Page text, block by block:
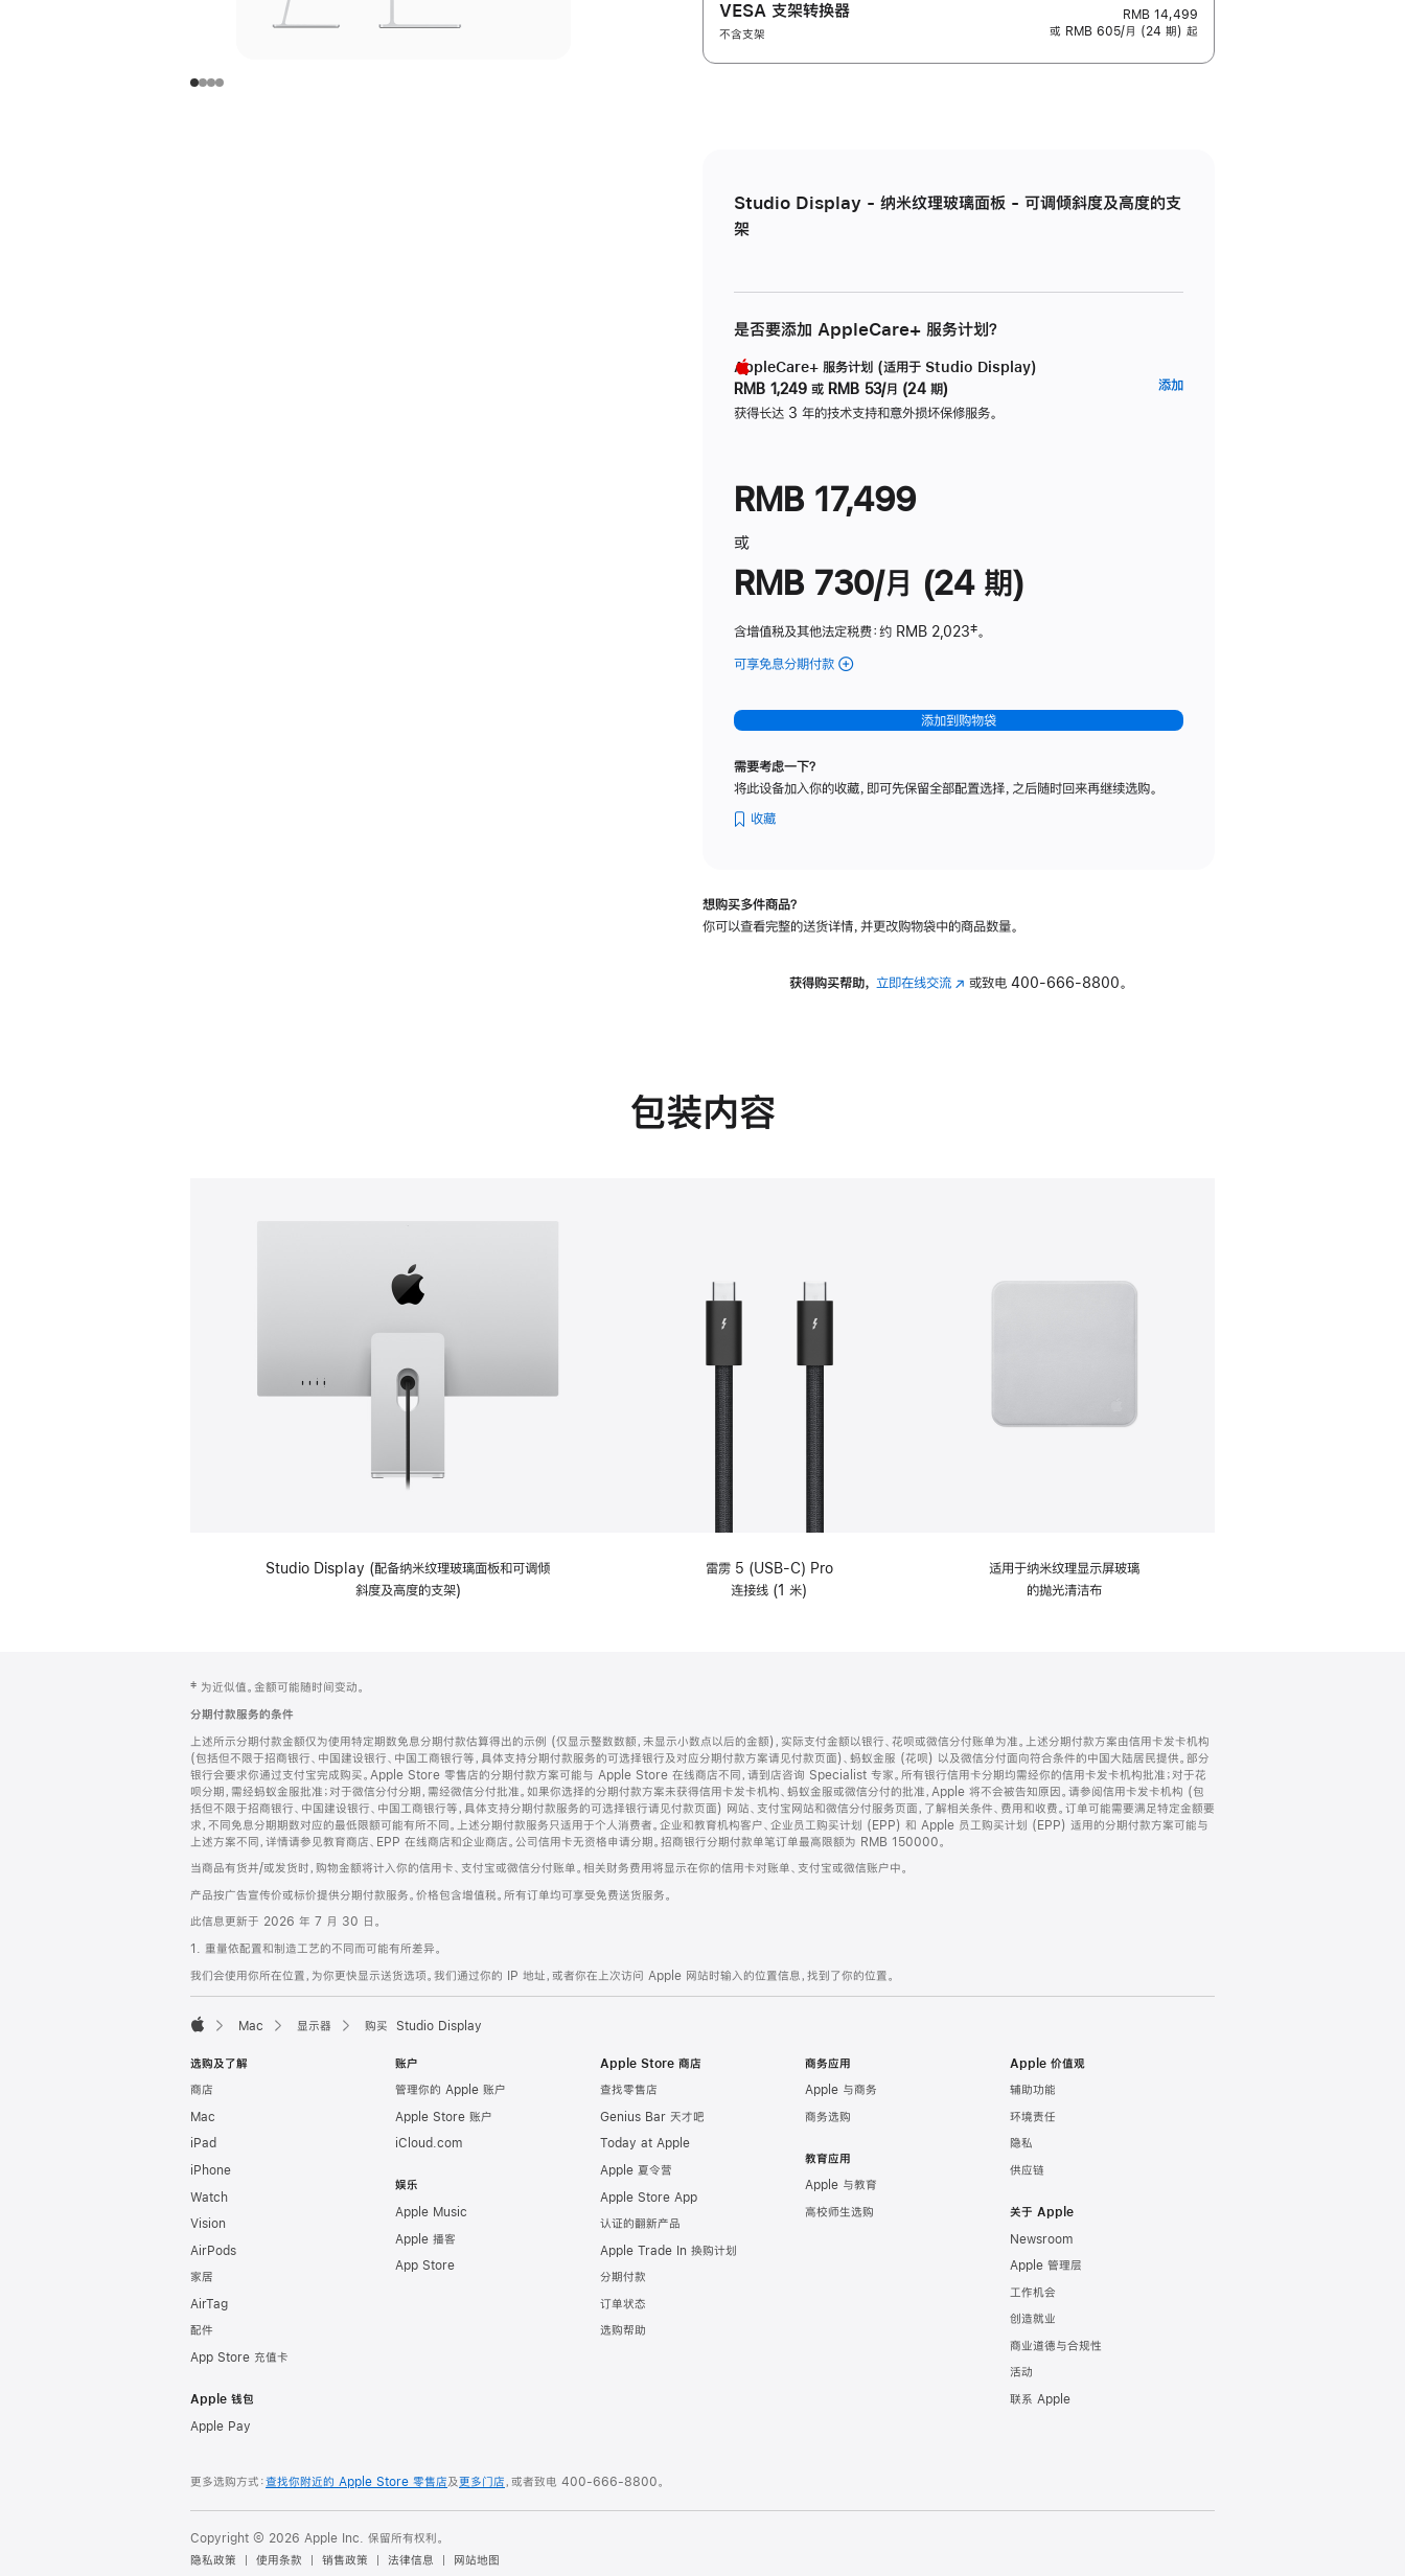
VESA 支架转换器
不含支架
RMB 14,499
或 RMB 605/月 (24 期) 起
Studio Display - 纳米纹理玻璃面板 - 可调倾斜度及高度的支
架
是否要添加 AppleCare+ 服务计划？
AppleCare+ 服务计划 (适用于 Studio Display)
RMB 1,249 或 RMB 53/月 (24 期)
获得长达 3 年的技术支持和意外损坏保修服务。
添加
RMB 17,499
或
RMB 730/月 (24 期)
含增值税及其他法定税费：约 RMB 2,023脚
‡。
可享免息分期付款 (Studio
-
纳
理
可
斜
添加到购物袋
需要考虑一下？
将此设备加入你的收藏，即可先保留全部配置选择，之后随时回来再继续选购。
收藏
想购买多件商品？
你可以查看完整的送货详情，并更改购物袋中的商品数量。
获得购买帮助， 立即在线交流(在 或致电400-666-8800。
包装内容
Studio Display (配备纳米纹理玻璃面板和可调倾
斜度及高度的支架)
雷雳 5 (USB-C) Pro
连接线 (1 米)
适用于纳米纹理显示屏玻璃
的抛光清洁布
页
脚
注
‡ 为近似值。金额可能随时间变动。
分期付款服务的条件
上述所示分期付款金额仅为使用特定期数免息分期付款估算得出的示例 (仅显示整数数额，未显示小数点以后的金额)，实际支付金额以银行、花呗或微信分付账单为准。上述分期付款方案由信用卡发卡机构
(包括但不限于招商银行、中国建设银行、中国工商银行等，具体支持分期付款服务的可选择银行及对应分期付款方案请见付款页面)、蚂蚁金服 (花呗) 以及微信分付面向符合条件的中国大陆居民提供。部分
银行会要求你通过支付宝完成购买。Apple Store 零售店的分期付款方案可能与 Apple Store 在线商店不同，请到店咨询 Specialist 专家。所有银行信用卡分期均需经你的信用卡发卡机构批准；对于花
呗分期，需经蚂蚁金服批准；对于微信分付分期，需经微信分付批准。如果你选择的分期付款方案未获得信用卡发卡机构、蚂蚁金服或微信分付的批准，Apple 将不会被告知原因。请参阅信用卡发卡机构 (包
括但不限于招商银行、中国建设银行、中国工商银行等，具体支持分期付款服务的可选择银行请见付款页面) 网站、支付宝网站和微信分付服务页面，了解相关条件、费用和收费。订单可能需要满足特定金额要
求，不同免息分期期数对应的最低限额可能有所不同。上述分期付款服务只适用于个人消费者。企业和教育机构客户、企业员工购买计划 (EPP) 和 Apple 员工购买计划 (EPP) 适用的分期付款方案可能与
上述方案不同，详情请参见教育商店、EPP 在线商店和企业商店。公司信用卡无资格申请分期。招商银行分期付款单笔订单最高限额为 RMB 150000。
当商品有货并/或发货时，购物金额将计入你的信用卡、支付宝或微信分付账单。相关财务费用将显示在你的信用卡对账单、支付宝或微信账户中。
产品按广告宣传价或标价提供分期付款服务。价格包含增值税。所有订单均可享受免费送货服务。
此信息更新于 2026 年 7 月 30 日。
1. 重量依配置和制造工艺的不同而可能有所差异。
我们会使用你所在位置，为你更快显示送货选项。我们通过你的 IP 地址，或者你在上次访问 Apple 网站时输入的位置信息，找到了你的位置。
Mac 显示器 购买 Studio Display
选购及了解
商店
Mac
iPad
iPhone
Watch
Vision
AirPods
家居
AirTag
配件
App Store 充值卡
Apple 钱包
Apple Pay
账户
管理你的 Apple 账户
Apple Store 账户
iCloud.com
娱乐
Apple Music
Apple 播客
App Store
Apple Store 商店
查找零售店
Genius Bar 天才吧
Today at Apple
Apple 夏令营
Apple Store App
认证的翻新产品
Apple Trade In 换购计划
分期付款
订单状态
选购帮助
商务应用
Apple 与商务
商务选购
教育应用
Apple 与教育
高校师生选购
Apple 价值观
辅助功能
环境责任
隐私
供应链
关于 Apple
Newsroom
Apple 管理层
工作机会
创造就业
商业道德与合规性
活动
联系 Apple
更多选购方式：查找你附近的 Apple Store 零售店及更多门店，或者致电 400-666-8800。
Copyright © 2026 Apple Inc. 保留所有权利。
隐私政策
使用条款 销售政策 法律信息 网站地图